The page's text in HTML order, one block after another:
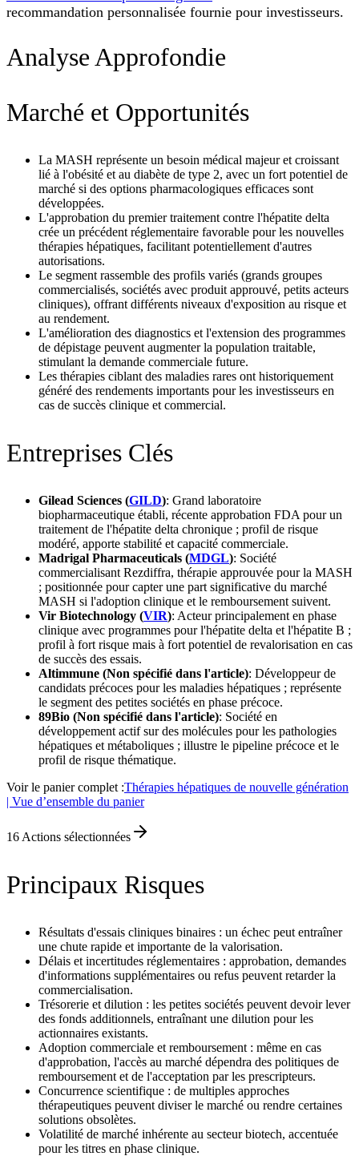
recommandation personnalisée fournie pour investisseurs.
Analyse Approfondie
Marché et Opportunités
La MASH représente un besoin médical majeur et croissant
lié à l'obésité et au diabète de type 2, avec un fort potentiel de
marché si des options pharmacologiques efficaces sont
développées.
L'approbation du premier traitement contre l'hépatite delta
crée un précédent réglementaire favorable pour les nouvelles
thérapies hépatiques, facilitant potentiellement d'autres
autorisations.
Le segment rassemble des profils variés (grands groupes
commercialisés, sociétés avec produit approuvé, petits acteurs
cliniques), offrant différents niveaux d'exposition au risque et
au rendement.
L'amélioration des diagnostics et l'extension des programmes
de dépistage peuvent augmenter la population traitable,
stimulant la demande commerciale future.
Les thérapies ciblant des maladies rares ont historiquement
généré des rendements importants pour les investisseurs en
cas de succès clinique et commercial.
Entreprises Clés
Gilead Sciences (GILD): Grand laboratoire
biopharmaceutique établi, récente approbation FDA pour un
traitement de l'hépatite delta chronique ; profil de risque
modéré, apporte stabilité et capacité commerciale.
Madrigal Pharmaceuticals (MDGL): Société
commercialisant Rezdiffra, thérapie approuvée pour la MASH
; positionnée pour capter une part significative du marché
MASH si l'adoption clinique et le remboursement suivent.
Vir Biotechnology (VIR): Acteur principalement en phase
clinique avec programmes pour l'hépatite delta et l'hépatite B ;
profil à fort risque mais à fort potentiel de revalorisation en cas
de succès des essais.
Altimmune (Non spécifié dans l'article): Développeur de
candidats précoces pour les maladies hépatiques ; représente
le segment des petites sociétés en phase précoce.
89Bio (Non spécifié dans l'article): Société en
développement actif sur des molécules pour les pathologies
hépatiques et métaboliques ; illustre le pipeline précoce et le
profil de risque thématique.
Voir le panier complet :Thérapies hépatiques de nouvelle génération
| Vue d’ensemble du panier
16 Actions sélectionnées
Principaux Risques
Résultats d'essais cliniques binaires : un échec peut entraîner
une chute rapide et importante de la valorisation.
Délais et incertitudes réglementaires : approbation, demandes
d'informations supplémentaires ou refus peuvent retarder la
commercialisation.
Trésorerie et dilution : les petites sociétés peuvent devoir lever
des fonds additionnels, entraînant une dilution pour les
actionnaires existants.
Adoption commerciale et remboursement : même en cas
d'approbation, l'accès au marché dépendra des politiques de
remboursement et de l'acceptation par les prescripteurs.
Concurrence scientifique : de multiples approches
thérapeutiques peuvent diviser le marché ou rendre certaines
solutions obsolètes.
Volatilité de marché inhérente au secteur biotech, accentuée
pour les titres en phase clinique.